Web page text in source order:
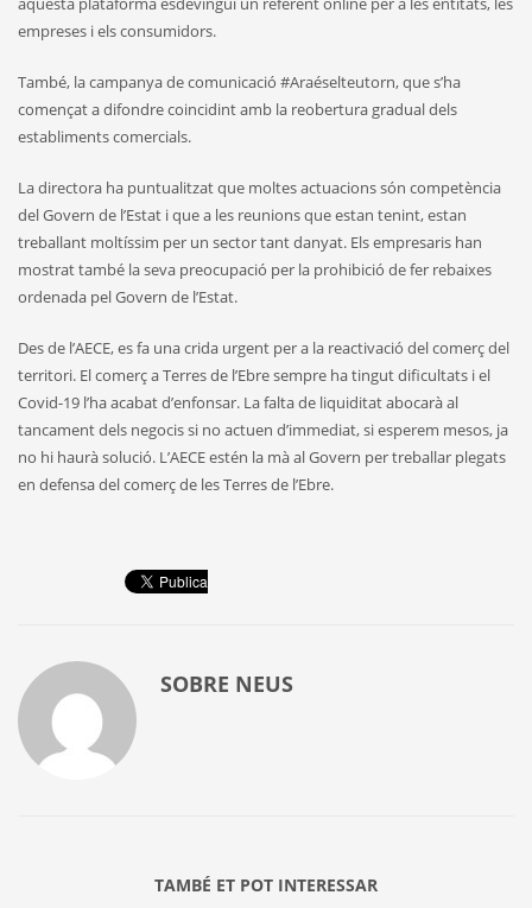
empreses i els consumidors.
També, la campanya de comunicació #Araéselteutorn, que s’ha
començat a difondre coincidint amb la reobertura gradual dels
establiments comercials.
La directora ha puntualitzat que moltes actuacions són competència
del Govern de l’Estat i que a les reunions que estan tenint, estan
treballant moltíssim per un sector tant danyat. Els empresaris han
mostrat també la seva preocupació per la prohibició de fer rebaixes
ordenada pel Govern de l’Estat.
Des de l’AECE, es fa una crida urgent per a la reactivació del comerç del
territori. El comerç a Terres de l’Ebre sempre ha tingut dificultats i el
Covid-19 l’ha acabat d’enfonsar. La falta de liquiditat abocarà al
tancament dels negocis si no actuen d’immediat, si esperem mesos, ja
no hi haurà solució. L’AECE estén la mà al Govern per treballar plegats
en defensa del comerç de les Terres de l’Ebre.
SOBRE NEUS
TAMBÉ ET POT INTERESSAR